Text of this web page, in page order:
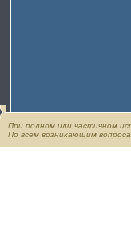
При полном или частичном
По всем возникающим